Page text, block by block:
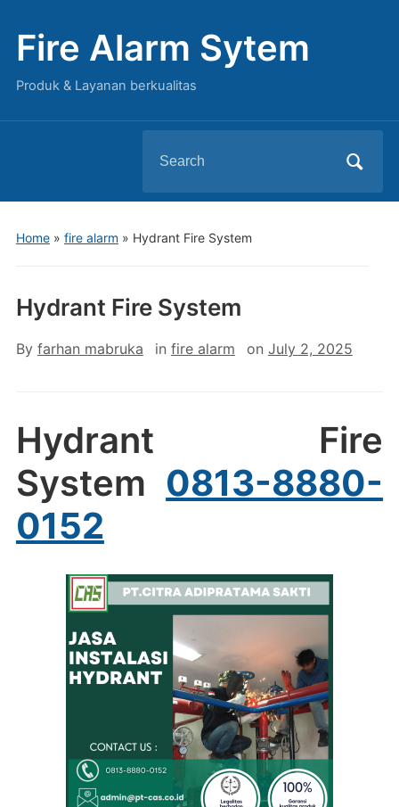
Fire Alarm Sytem
Produk & Layanan berkualitas
for:
Home» fire alarm » Hydrant Fire System
Hydrant Fire System
By farhan mabruka in fire alarm on July 2, 2025
Hydrant Fire
System 0813-8880-
0152